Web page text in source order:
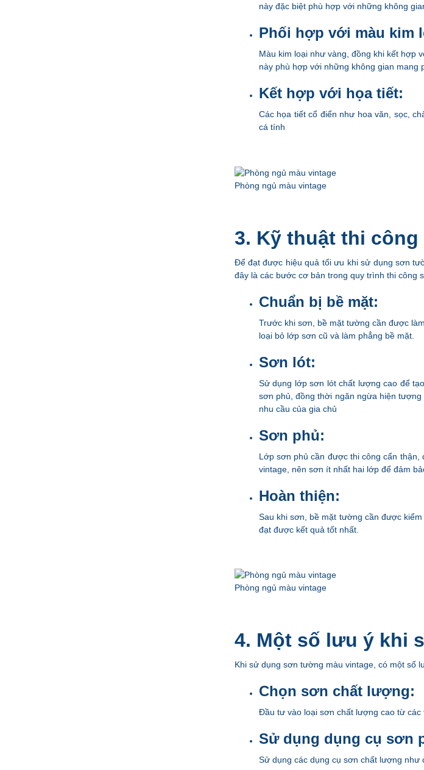
này đặc biệt phù hợp với những không
Phối hợp với màu kim
Màu kim loại như vàng, đồng khi kết hợp
này phù hợp với những không gian mang
Kết hợp với họa tiết:
Các họa tiết cổ điển như hoa văn, sọc,
cá tính
Phòng ngủ màu vintage
3. Kỹ thuật thi
Để đạt được hiệu quả tối ưu khi sử dụng sơn
đây là các bước cơ bản trong quy trình thi công
Chuẩn bị bề mặt:
Trước khi sơn, bề mặt tường cần được
loại bỏ lớp sơn cũ và làm phẳng bề mặt.
Sơn lót:
Sử dụng lớp sơn lót chất lượng cao để
sơn phủ, đồng thời ngăn ngừa hiện
nhu cầu của gia chủ
Sơn phủ:
Lớp sơn phủ cần được thi công cẩn
vintage, nên sơn ít nhất hai lớp để đảm
Hoàn thiện:
Sau khi sơn, bề mặt tường cần được
đạt được kết quả tốt nhất.
Phòng ngủ màu vintage
4. Một số lưu ý khi
Khi sử dụng sơn tường màu vintage, có một số
Chọn sơn chất lượng:
Đầu tư vào loại sơn chất lượng cao từ
Sử dụng dụng cụ sơn
Sử dụng các dụng cụ sơn chất lượng